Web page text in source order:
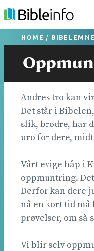
HOME /
Andres tro kan
Det står i Bibelen,
slik, brødre, har
uro for dere, midt
Vårt evige håp i
oppmuntring.
Derfor kan dere
nå en kort tid må
prøvelser, om så
Vi blir selv